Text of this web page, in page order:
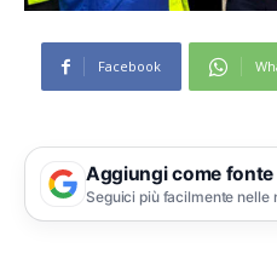
Facebook
Aggiungi come
Seguici più facilmente nelle